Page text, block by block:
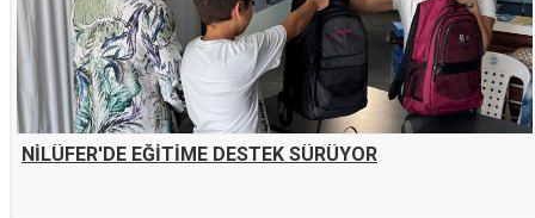
NİLÜFER'DE EĞİTİME DESTEK SÜRÜYOR